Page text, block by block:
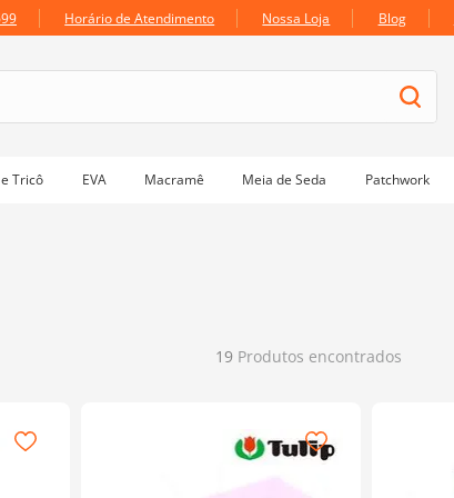
Horário de Atendimento Nossa Loja Blog
Tricô EVA Macramê Meia de Seda Patchwork
19 Produtos